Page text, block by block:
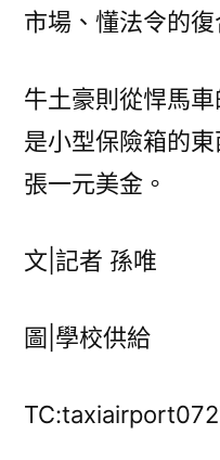
市場、懂法令的復
牛土豪則從悍馬
是小型保險箱的
張一元美金。
文|記者 孫唯
圖|學校供給